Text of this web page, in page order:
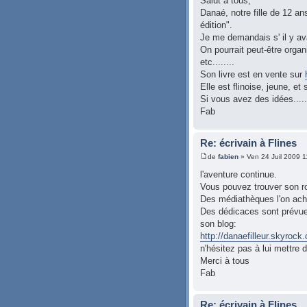
Danaé, notre fille de 12
édition".
Je me demandais s' il y
On pourrait peut-être
etc........
Son livre est en vente sur
Elle est flinoise, jeune, et
Si vous avez des
Fab
Re: écrivain à Flines
de fabien » Ven 24 Juil 2009
l'aventure continue.
Vous pouvez trouver son
Des médiathèques l'on
Des dédicaces sont
son blog:
http://
n'hésitez pas à lui mettre
Merci à tous
Fab
Re: écrivain à Flines